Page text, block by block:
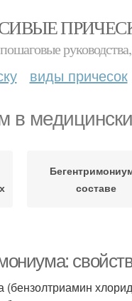
виды причесок
в
составе